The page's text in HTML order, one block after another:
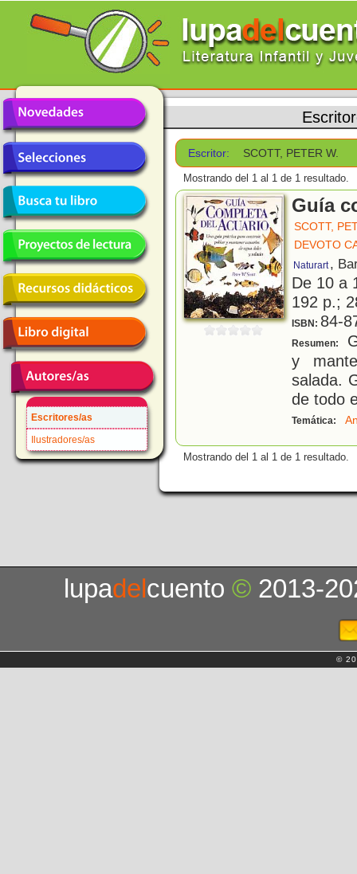
Escritores/as
Ilustradores/as
Escritor: SCOTT, PETER W.
Mostrando del 1 al 1 de 1 resultado.
Guía
SCOTT,
DEVOTO
Naturart ,
De 10 a
192 p.;
ISBN: 84-
Resumen:
y
salada.
de todo
Temática:
Mostrando del 1 al 1 de 1 resultado.
lupadelcuento© 2013-
©